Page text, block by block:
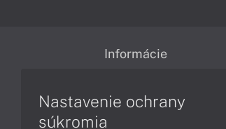
Informácie
Reklamačné podmienky
Ochrana osobných údajov
Nastavenie ochrany
súkromia